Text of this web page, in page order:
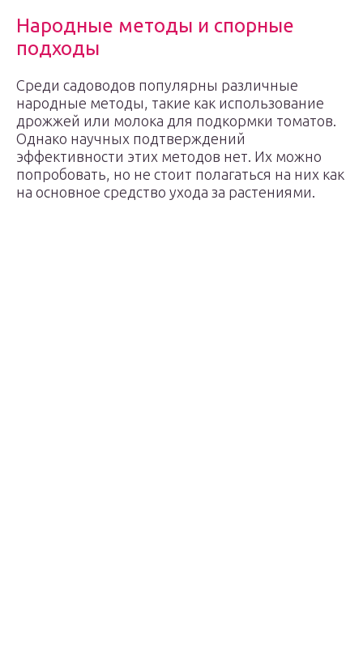
Народные методы и спорные
подходы
Среди садоводов популярны различные
народные методы, такие как использование
дрожжей или молока для подкормки томатов.
Однако научных подтверждений
эффективности этих методов нет. Их можно
попробовать, но не стоит полагаться на них как
на основное средство ухода за растениями.